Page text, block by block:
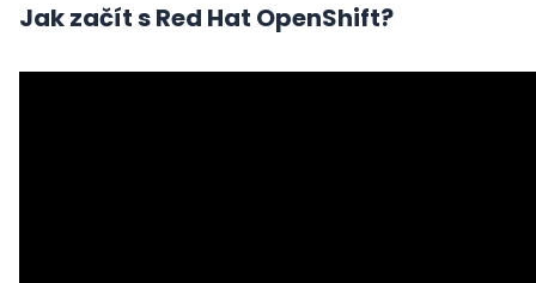
Jak začít s Red Hat OpenShift?